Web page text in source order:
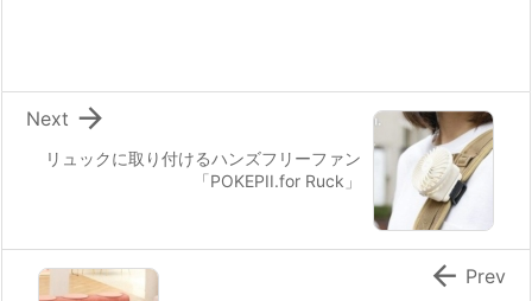
リュックに取り付けるハンズフリーファン
「POKEPII.for Ruck」

Next
 Prev